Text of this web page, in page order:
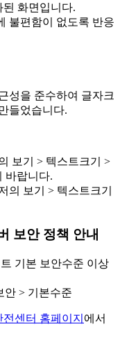
된 화면입니다.
불편함이 없도록 반응
성을 준수하여 글자크
들었습니다.
보기 > 텍스트크기 >
바랍니다.
의 보기 > 텍스트크기
보안 정책 안내
기본 보안수준 이상
> 기본수준
센터 홈페이지 에서